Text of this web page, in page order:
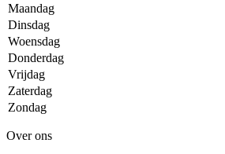
Maandag
Dinsdag
Woensdag
Donderdag
Vrijdag
Zaterdag
Zondag
Over ons